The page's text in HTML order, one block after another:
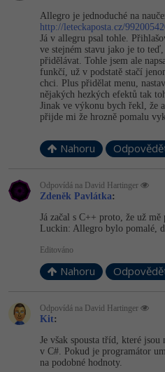
Sítě
Kybernetická
Elektronický podpis
Allegro je jednoduché na
http://leteckaposta.cz/
Já v allegru psal tohle.
ve stejném stavu jako je to
přidělávat. Tohle jsem ale
funkčí, už v podstatě stačí
chci. Plus přidělat menu,
nějakých hezkých efektů tak
Jinak ve výkonu bych řekl, že
přijde mi že hrozně pomalu
Nahoru
Odpovídá na David Hartinger
Zdeněk Pavlátka:
Já začal s C++ proto, že už mě
Luckin: Allegro bylo pomalé,
Editováno
Nahoru
Odpovídá na David Hartinger
Kit:
Je však spousta tříd, které
v C#. Pokud je programátor
na podobné hodnoty.